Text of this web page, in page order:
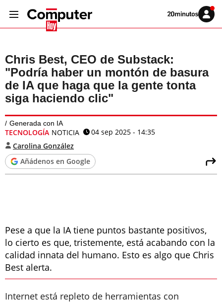
Volver
Iniciar
sesión
Chris Best, CEO de Substack:
"Podría haber un montón de basura
de IA que haga que la gente tonta
siga haciendo clic"
Generada con IA
TECNOLOGÍA NOTICIA
04 sep 2025 - 14:35
Carolina González
Añádenos en Google
Pese a que la IA tiene puntos bastante positivos,
lo cierto es que, tristemente, está acabando con la
calidad innata del humano. Esto es algo que Chris
Best alerta.
Internet está repleto de herramientas con